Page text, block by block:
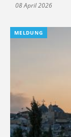
08 April 2026
MELDUNG